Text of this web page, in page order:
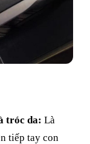
tróc da: Là
tiếp tay con